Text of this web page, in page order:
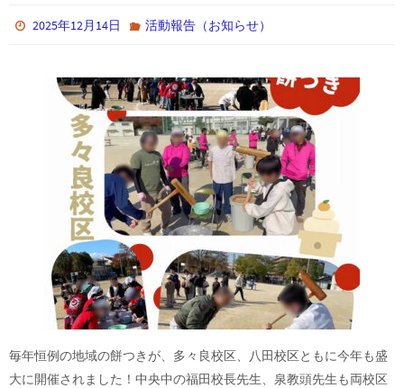
2025年12月14日 活動報告（お知らせ）
毎年恒例の地域の餅つきが、多々良校区、八田校区ともに今年も盛
大に開催されました！中央中の福田校長先生、泉教頭先生も両校区